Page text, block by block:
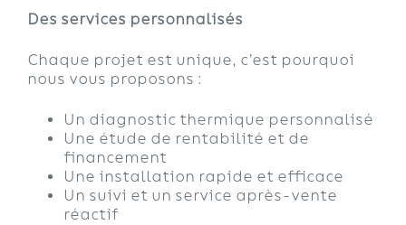
Des services personnalisés
Chaque projet est unique, c’est pourquoi
nous vous proposons :
Un diagnostic thermique personnalisé
Une étude de rentabilité et de
financement
Une installation rapide et efficace
Un suivi et un service après-vente
réactif